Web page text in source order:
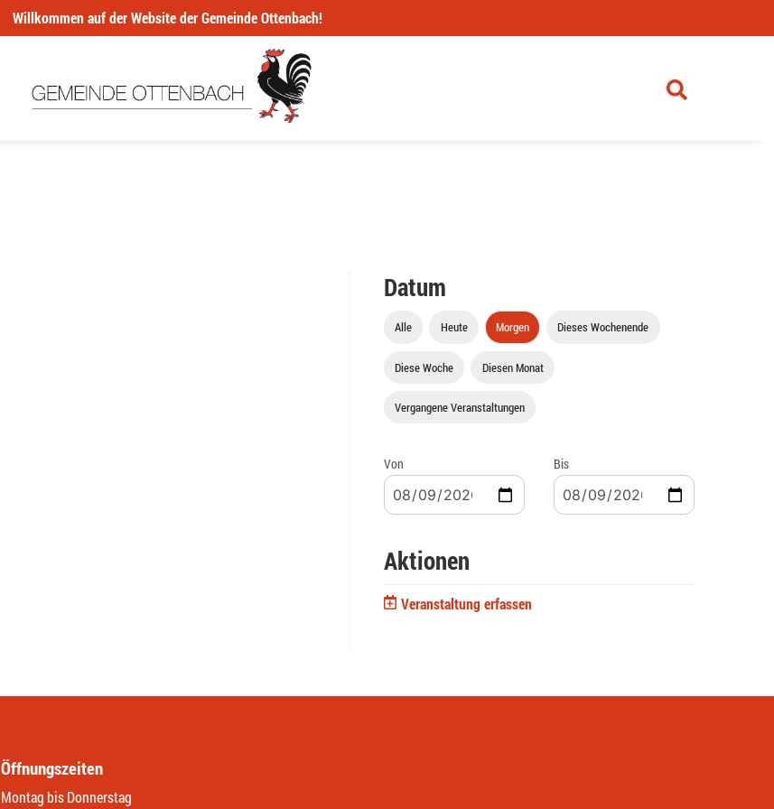
Willkommen auf der Website der Gemeinde Ottenbach!
Datum
Alle Heute Morgen Dieses Wochenende
Diese Woche Diesen Monat
Vergangene Veranstaltungen
Von Bis
Aktionen
Veranstaltung erfassen
Öffnungszeiten
Montag bis Donnerstag